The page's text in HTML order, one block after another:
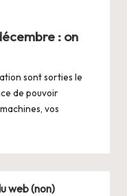
: on
sont sorties le
de pouvoir
vos
web (non)